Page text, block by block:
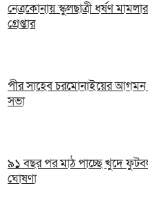
নেত্রকোনায় স্কুলছাত্রী ধর্ষণ
গ্রেপ্তার
পীর সাহেব চরমোনাইয়ের
সভা
৯১ বছর পর মাঠ পাচ্ছে খুদে
ঘোষণা